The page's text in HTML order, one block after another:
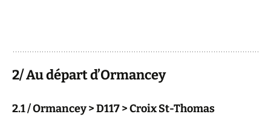
2/ Au départ d’Ormancey
2.1 / Ormancey > D117 > Croix St-Thomas